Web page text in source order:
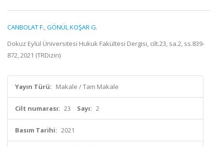
CANBOLAT F.,GÖNÜL KOŞAR G.
Dokuz Eylül Üniversitesi Hukuk Fakültesi Dergisi, cilt.23, sa.2, ss.839-
872, 2021 (TRDizin)
Yayın Türü: Makale / Tam Makale
Cilt numarası: 23 Sayı: 2
Basım Tarihi: 2021